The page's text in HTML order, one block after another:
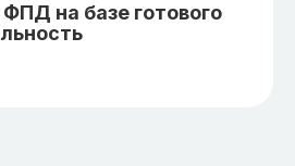
на базе готового